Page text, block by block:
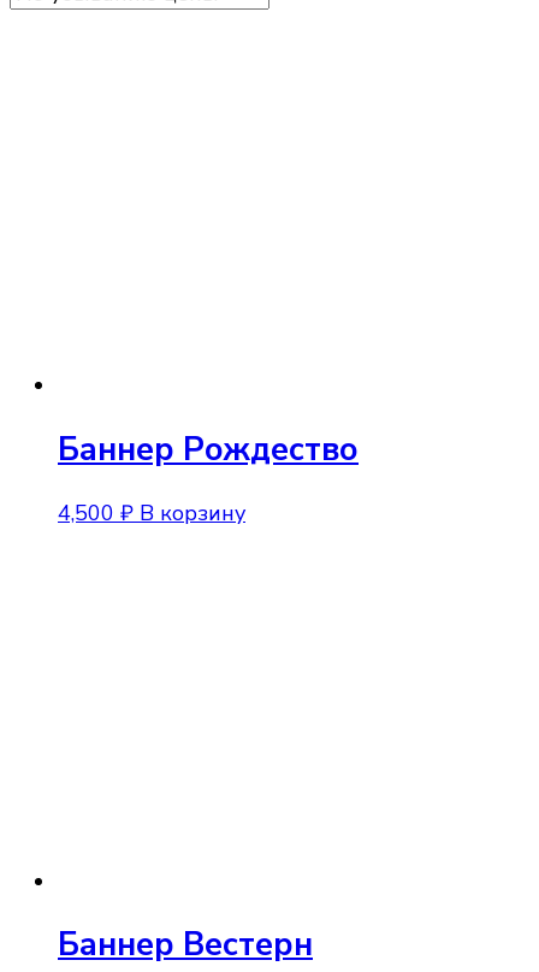
Баннер Рождество
4,500 ₽ В корзину
Баннер Вестерн